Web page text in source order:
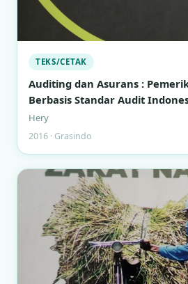
TEKS/CETAK
Auditing dan Asurans :
Berbasis Standar Audit
Hery
2016 · Grasindo